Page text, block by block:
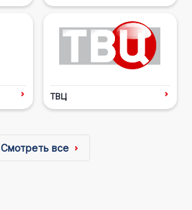
ТВЦ
Смотреть все